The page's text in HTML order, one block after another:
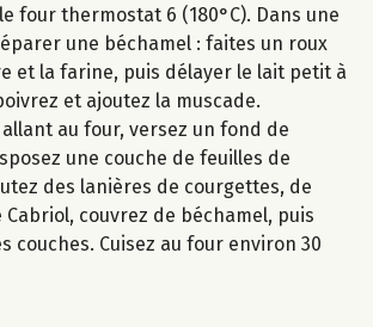
four thermostat 6 (180°C). Dans une
une béchamel : faites un roux
et la farine, puis délayer le lait petit à
et ajoutez la muscade.
au four, versez un fond de
une couche de feuilles de
des lanières de courgettes, de
couvrez de béchamel, puis
couches. Cuisez au four environ 30